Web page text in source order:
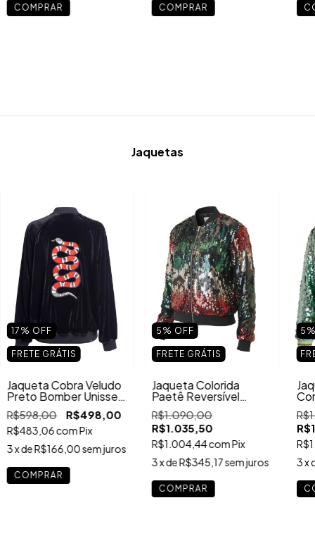
COMPRAR COMPRAR
Jaquetas
17 % OFF
FRETE GRÁTIS
Jaqueta Cobra Veludo
Preto Bomber Unissex
Bordada
R$598,00 R$498,00
R$483,06comPix
3x deR$166,00sem juros
COMPRAR
5 % OFF
FRETE GRÁTIS
Jaqueta Colorida
Paetê Reversível
Bomber Unissex Brilho
R$1.090,00
R$1.035,50
R$1.004,44comPix
3x deR$345,17sem juros
COMPRAR
5
3x